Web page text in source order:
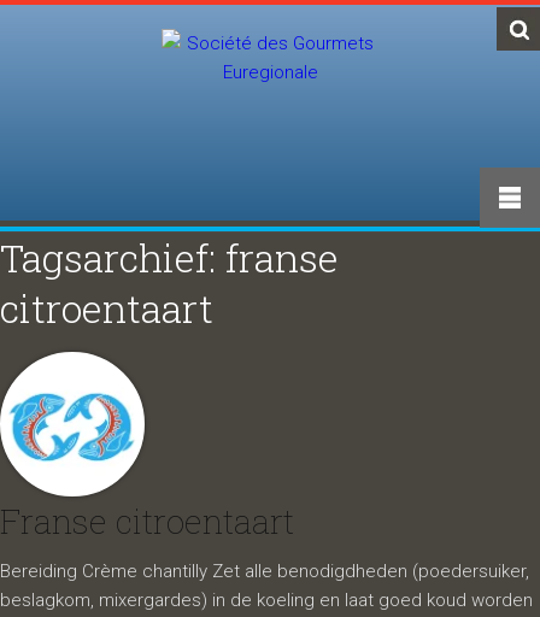
Tagsarchief: franse
citroentaart
Franse citroentaart
Bereiding Crème chantilly Zet alle benodigdheden (poedersuiker,
beslagkom, mixergardes) in de koeling en laat goed koud worden